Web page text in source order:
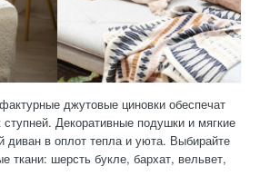
джутовые циновки обеспечат
Декоративные подушки и мягкие
диван в оплот тепла и уюта. Выбирайте
ткани: шерсть букле, бархат, вельвет,